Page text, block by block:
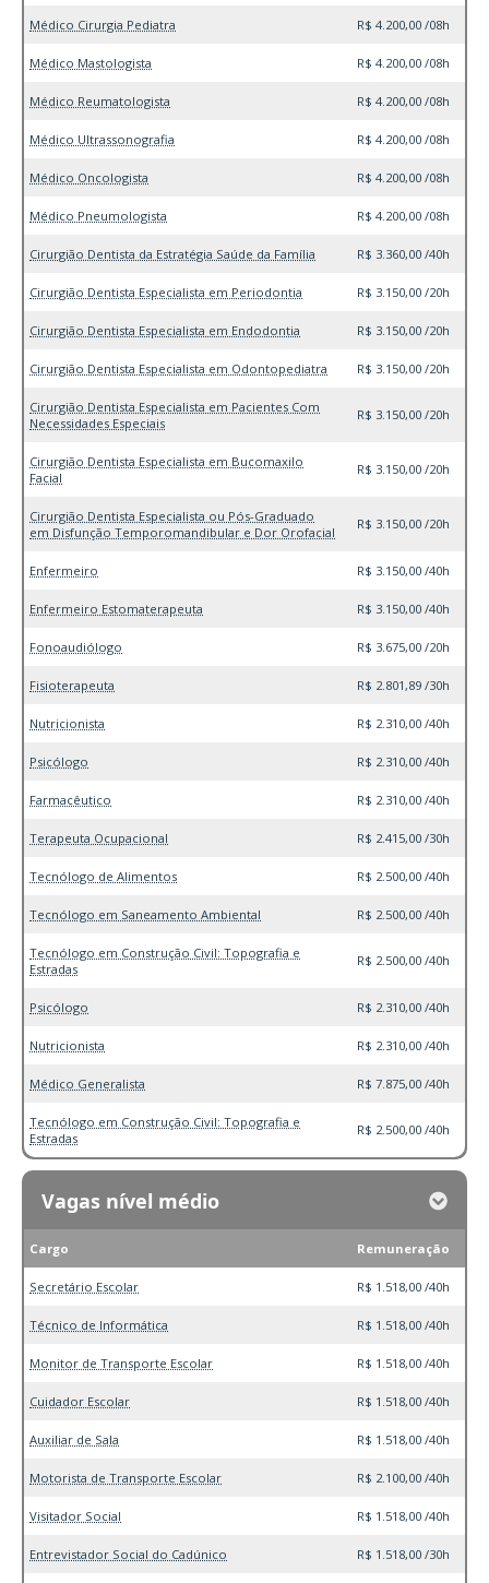
Médico Cirurgia Pediatra R$ 4.200,00 /08h
Médico Mastologista R$ 4.200,00 /08h
Médico Reumatologista R$ 4.200,00 /08h
Médico Ultrassonografia R$ 4.200,00 /08h
Médico Oncologista R$ 4.200,00 /08h
Médico Pneumologista R$ 4.200,00 /08h
Cirurgião Dentista da Estratégia Saúde da Família R$ 3.360,00 /40h
Cirurgião Dentista Especialista em Periodontia R$ 3.150,00 /20h
Cirurgião Dentista Especialista em Endodontia R$ 3.150,00 /20h
Cirurgião Dentista Especialista em Odontopediatra R$ 3.150,00 /20h
Cirurgião Dentista Especialista em Pacientes Com
Necessidades Especiais
R$ 3.150,00 /20h
Cirurgião Dentista Especialista em Bucomaxilo
Facial
R$ 3.150,00 /20h
Cirurgião Dentista Especialista ou Pós-Graduado
em Disfunção Temporomandibular e Dor Orofacial
R$ 3.150,00 /20h
Enfermeiro R$ 3.150,00 /40h
Enfermeiro Estomaterapeuta R$ 3.150,00 /40h
Fonoaudiólogo R$ 3.675,00 /20h
Fisioterapeuta R$ 2.801,89 /30h
Nutricionista R$ 2.310,00 /40h
Psicólogo R$ 2.310,00 /40h
Farmacêutico R$ 2.310,00 /40h
Terapeuta Ocupacional R$ 2.415,00 /30h
Tecnólogo de Alimentos R$ 2.500,00 /40h
Tecnólogo em Saneamento Ambiental R$ 2.500,00 /40h
Tecnólogo em Construção Civil: Topografia e
Estradas
R$ 2.500,00 /40h
Psicólogo R$ 2.310,00 /40h
Nutricionista R$ 2.310,00 /40h
Médico Generalista R$ 7.875,00 /40h
Tecnólogo em Construção Civil: Topografia e
Estradas
R$ 2.500,00 /40h
Vagas nível médio
Cargo Remuneração
Secretário Escolar R$ 1.518,00 /40h
Técnico de Informática R$ 1.518,00 /40h
Monitor de Transporte Escolar R$ 1.518,00 /40h
Cuidador Escolar R$ 1.518,00 /40h
Auxiliar de Sala R$ 1.518,00 /40h
Motorista de Transporte Escolar R$ 2.100,00 /40h
Visitador Social R$ 1.518,00 /40h
Entrevistador Social do Cadúnico R$ 1.518,00 /30h